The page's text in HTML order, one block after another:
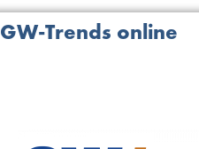
GW-Trends online